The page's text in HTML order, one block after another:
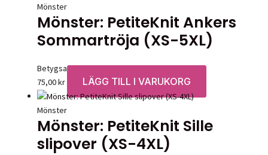
Mönster
Mönster: PetiteKnit Ankers
Sommartröja (XS-5XL)
Betygsatt0av 5
75,00kr LÄGG TILL I VARUKORG
Mönster
Mönster: PetiteKnit Sille
slipover (XS-4XL)